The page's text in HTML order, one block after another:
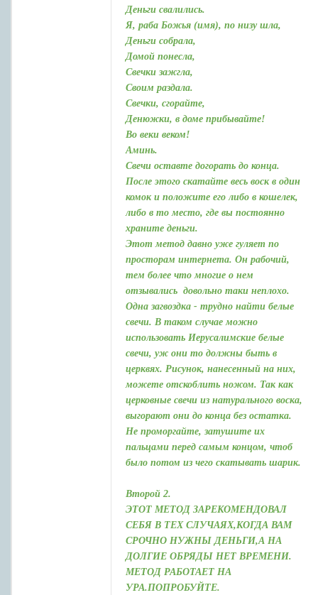
Деньги свалились.
Я, раба Божья (имя), по низу шла,
Деньги собрала,
Домой понесла,
Свечки зажгла,
Своим раздала.
Свечки, сгорайте,
Денюжки, в доме прибывайте!
Во веки веком!
Аминь.
Свечи оставте догорать до конца.
После этого скатайте весь воск в один
комок и положите его либо в кошелек,
либо в то место, где вы постоянно
храните деньги.
Этот метод давно уже гуляет по
просторам интернета. Он рабочий,
тем более что многие о нем
отзывались довольно таки неплохо.
Одна загвоздка - трудно найти белые
свечи. В таком случае можно
использовать Иерусалимские белые
свечи, уж они то должны быть в
церквях. Рисунок, нанесенный на них,
можете отскоблить ножом. Так как
церковные свечи из натурального воска,
выгорают они до конца без остатка.
Не проморгайте, затушите их
пальцами перед самым концом, чтоб
было потом из чего скатывать шарик.
Второй 2.
ЭТОТ МЕТОД ЗАРЕКОМЕНДОВАЛ
СЕБЯ В ТЕХ СЛУЧАЯХ,КОГДА ВАМ
СРОЧНО НУЖНЫ ДЕНЬГИ,А НА
ДОЛГИЕ ОБРЯДЫ НЕТ ВРЕМЕНИ.
МЕТОД РАБОТАЕТ НА
УРА.ПОПРОБУЙТЕ.